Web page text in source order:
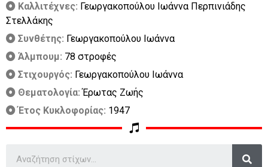
Καλλιτέχνες: Γεωργακοπούλου Ιωάννα Περπινιάδης
Στελλάκης
Συνθέτης: Γεωργακοπούλου Ιωάννα
Άλμπουμ: 78 στροφές
Στιχουργός: Γεωργακοπούλου Ιωάννα
Θεματολογία:Έρωτας Ζωής
Έτος Κυκλοφορίας: 1947